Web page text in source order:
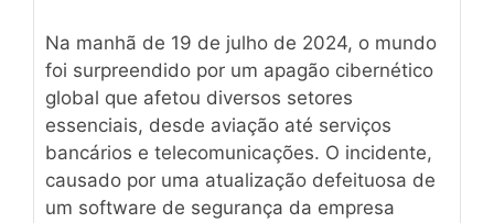
Na manhã de 19 de julho de 2024, o mundo
foi surpreendido por um apagão cibernético
global que afetou diversos setores
essenciais, desde aviação até serviços
bancários e telecomunicações. O incidente,
causado por uma atualização defeituosa de
um software de segurança da empresa